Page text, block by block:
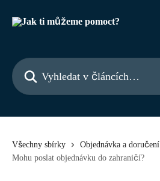
Vyhledat v článcích…
Všechny sbírky
Objednávka a doručení
Mohu poslat objednávku do zahraničí?